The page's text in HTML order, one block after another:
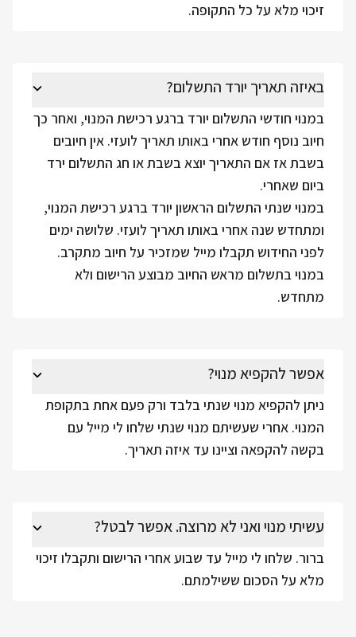
זיכוי מלא על כל התקופה.
באיזה תאריך יורד התשלום?
במנוי חודשי התשלום יורד ברגע רכישת המנוי, ואחר כך
חיוב נוסף חודש אחרי באותו תאריך לועזי. אין חיובים
בשבת אז אם התאריך יוצא בשבת או חג התשלום ירד
ביום שאחרי.
במנוי שנתי התשלום הראשון יורד ברגע רכישת המנוי,
ומתחדש שנה אחרי באותו תאריך לועזי. שלושה ימים
לפני החידוש תקבלו מייל שמזכיר על חיוב מתקרב.
במנוי בתשלום מראש החיוב מבוצע הרישום ולא
מתחדש.
אפשר להקפיא מנוי?
ניתן להקפיא מנוי שנתי בלבד ורק פעם אחת בתקופת
המנוי. אחרי שעשיתם מנוי שנתי שלחו לי מייל עם
בקשה להקפאה וציינו עד איזה תאריך.
עשיתי מנוי ואני לא מרוצה. אפשר לבטל?
ברור. שלחו לי מייל עד שבוע אחרי הרישום ותקבלו זיכוי
מלא על הסכום ששילמתם.